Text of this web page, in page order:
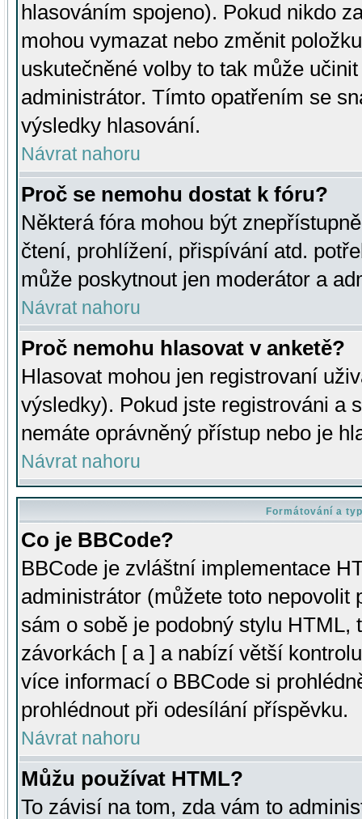
hlasováním spojeno). Pokud nikdo
mohou vymazat nebo změnit
uskutečněné volby to tak může
administrátor. Tímto opatřením se
výsledky hlasování.
Návrat nahoru
Proč se nemohu dostat k fóru?
Některá fóra mohou být
čtení, prohlížení, přispívání atd.
může poskytnout jen moderátor a
Návrat nahoru
Proč nemohu hlasovat v anketě?
Hlasovat mohou jen registrovaní
výsledky). Pokud jste registrováni a
nemáte oprávněný přístup nebo je
Návrat nahoru
Formátování a
Co je BBCode?
BBCode je zvláštní implementace
administrátor (můžete toto
sám o sobě je podobný stylu HTML,
závorkách [ a ] a nabízí větší
více informací o BBCode si
prohlédnout při odesílání příspěvku.
Návrat nahoru
Můžu používat HTML?
To závisí na tom, zda vám to